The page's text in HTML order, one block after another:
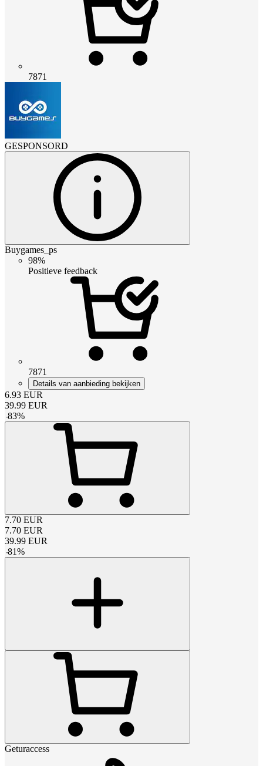
7871
GESPONSORD
Buygames_ps
98%
Positieve feedback
7871
Details van aanbieding bekijken
6.93 EUR
39.99 EUR
-83%
7.70 EUR
7.70 EUR
39.99 EUR
-81%
Geturaccess